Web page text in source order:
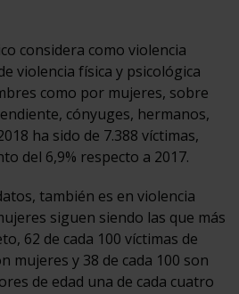
considera como violencia
violencia física y psicológica
como por mujeres, sobre
cónyuges, hermanos,
ha sido de 7.388 víctimas,
del 6,9% respecto a 2017.
también es en violencia
siguen siendo las que más
62 de cada 100 víctimas de
mujeres y 38 de cada 100 son
de edad una de cada cuatro